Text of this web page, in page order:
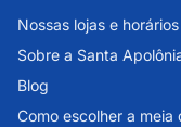
Nossas lojas e horários
Sobre a Santa
Blog
Como escolher a meia